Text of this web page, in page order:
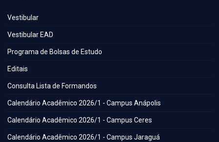
Vestibular
Vestibular EAD
Programa de Bolsas de Estudo
Editais
Consulta Lista de Formandos
Calendário Acadêmico 2026/1 - Campus Anápolis
Calendário Acadêmico 2026/1 - Campus Ceres
Calendário Acadêmico 2026/1 - Campus Jaraguá